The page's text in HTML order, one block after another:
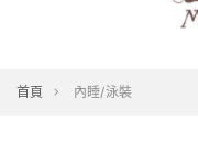
首頁 內睡/泳裝